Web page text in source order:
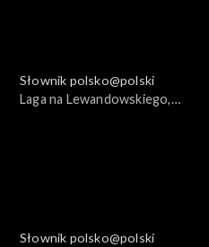
Słownik polsko@polski
Laga na Lewandowskiego,
Słownik polsko@polski